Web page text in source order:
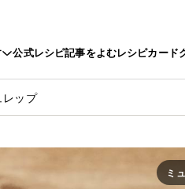
公式レシピ記事をよむレシピカード
レップ
ミ